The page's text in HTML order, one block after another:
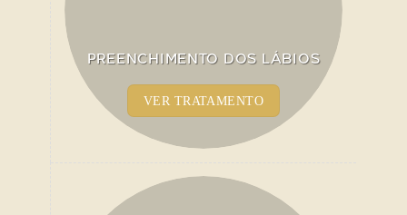
PREENCHIMENTO DOS LÁBIOS
VER TRATAMENTO